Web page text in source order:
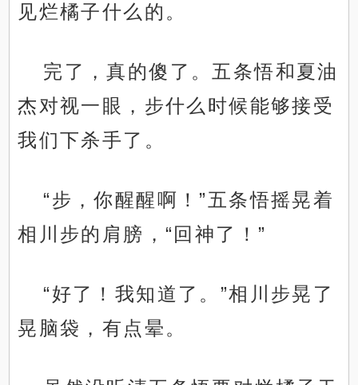
见烂橘子什么的。
完了，真的傻了。五条悟和夏油
杰对视一眼，步什么时候能够接受
我们下杀手了。
“步，你醒醒啊！”五条悟摇晃着
相川步的肩膀，“回神了！”
“好了！我知道了。”相川步晃了
晃脑袋，有点晕。